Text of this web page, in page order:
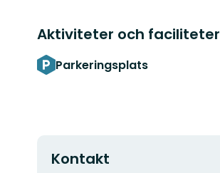
Aktiviteter och faciliteter
Parkeringsplats
Kontakt